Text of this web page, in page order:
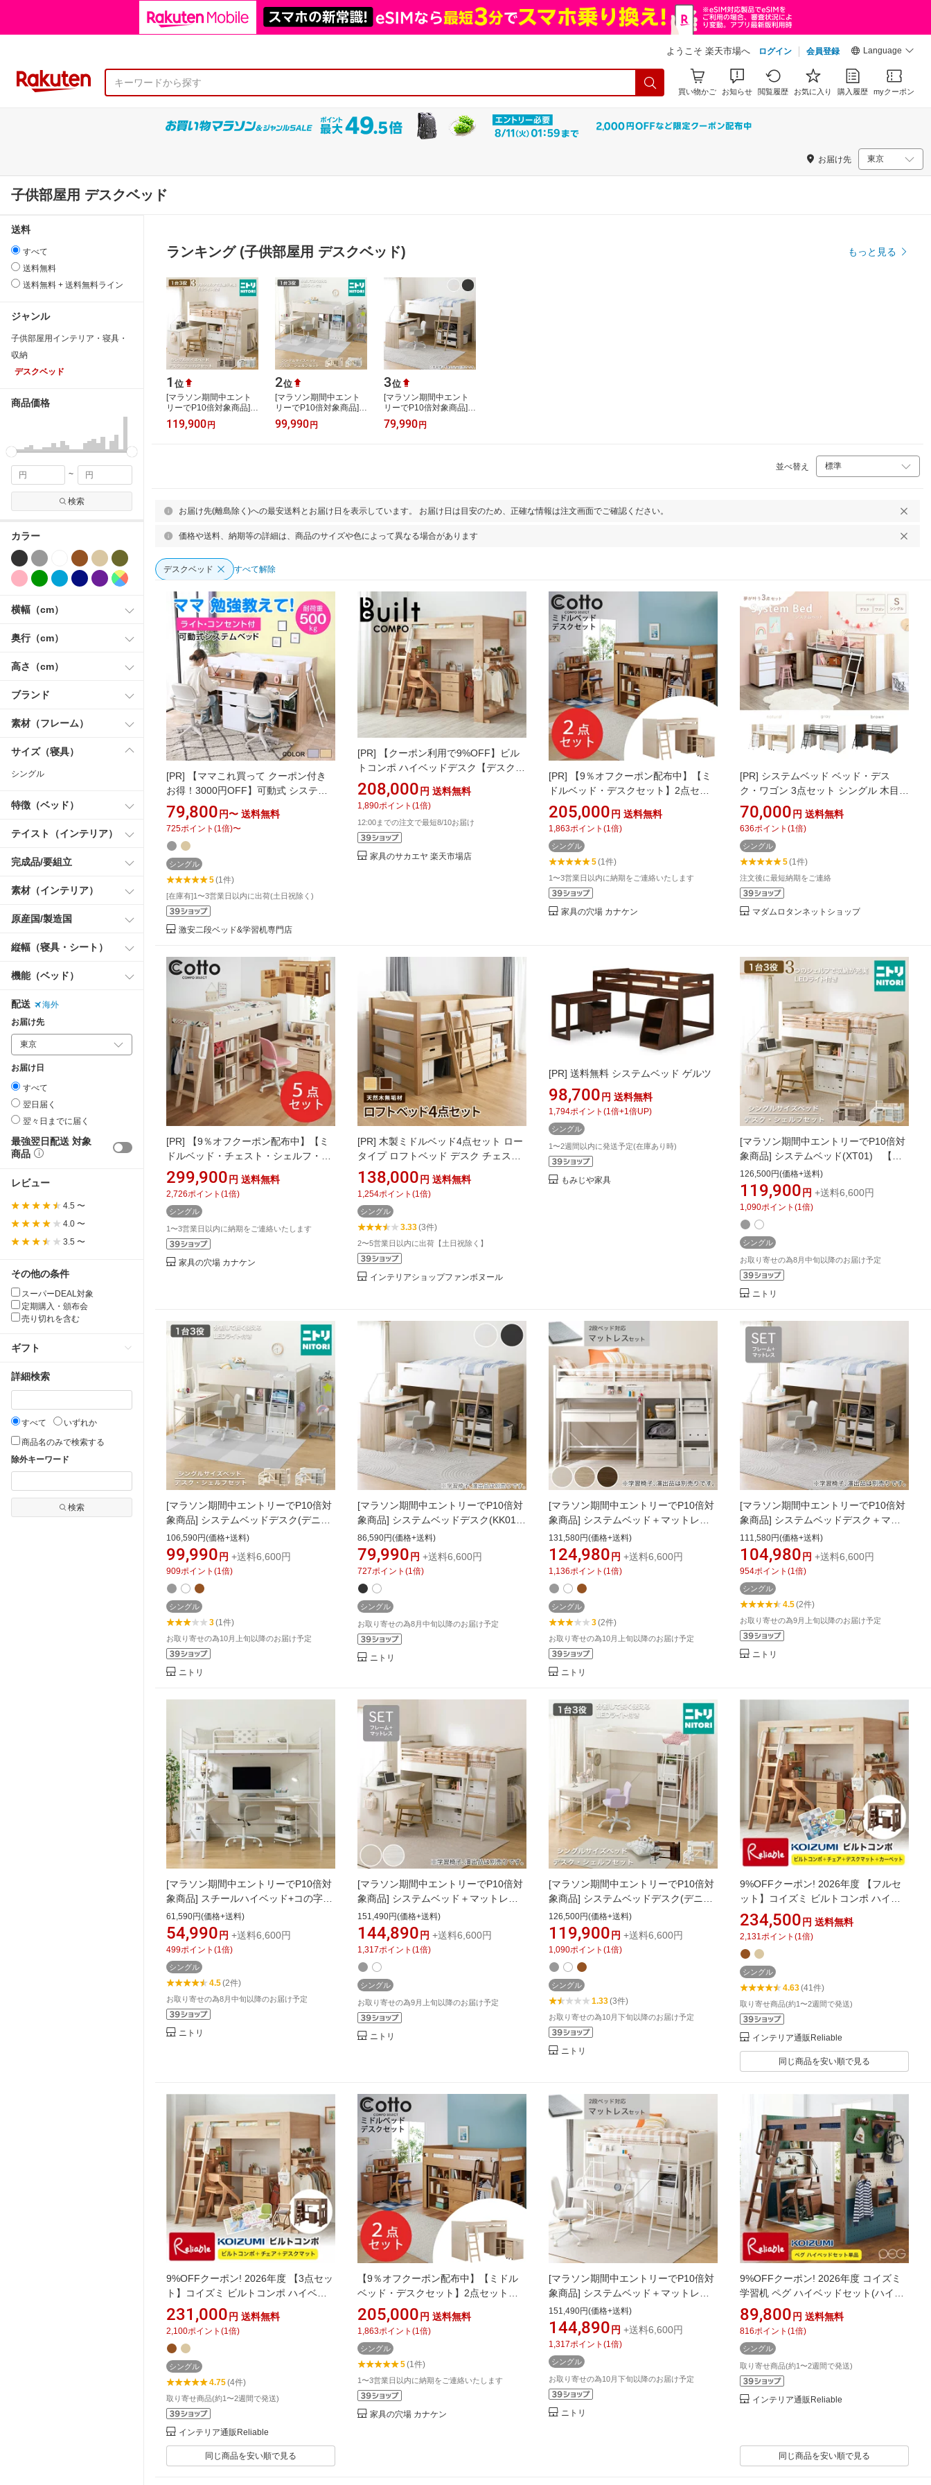
ようこそ 楽天市場へ ログイン 会員登録 Language
買い物かご お知らせ 閲覧履歴 お気に入り 購入履歴 myクーポン
お届け先
子供部屋用 デスクベッド
送料
すべて
送料無料
送料無料 + 送料無料ライン
ジャンル
子供部屋用インテリア・寝具・
収納
デスクベッド
商品価格
~
検索
カラー
横幅（cm）
奥行（cm）
高さ（cm）
ブランド
素材（フレーム）
サイズ（寝具）
シングル
特徴（ベッド）
テイスト（インテリア）
完成品/要組立
素材（インテリア）
原産国/製造国
縦幅（寝具・シート）
機能（ベッド）
配送
海外
お届け先
お届け日
すべて
翌日届く
翌々日までに届く
最強翌日配送 対象
商品
レビュー
4.5 〜
4.0 〜
3.5 〜
その他の条件
スーパーDEAL対象
定期購入・頒布会
売り切れを含む
ギフト
詳細検索
すべて
いずれか
商品名のみで検索する
除外キーワード
検索
ランキング (子供部屋用 デスクベッド) もっと見る
1 位
[マラソン期間中エント
リーでP10倍対象商品]
システムベッド(XT01)
【配送員設置商品】 ニ
119,900 円
2位
[マラソン期間中エント
リーでP10倍対象商品]
システムベッドデスク
(デニッシュ01 ミドルタ
99,990 円
3位
[マラソン期間中エント
リーでP10倍対象商品]
システムベッドデスク
(KK01 ミドルタイプ
79,990 円
並べ替え
お届け先(離島除く)への最安送料とお届け日を表示しています。 お届け日は目安のため、正確な情報は注文画面でご確認ください。
価格や送料、納期等の詳細は、商品のサイズや色によって異なる場合があります
デスクベッド すべて解除
[PR]
【ママこれ買って クーポン付き
お得！3000円OFF】可動式 システム
ベッド デスクベッド ロータイプ 子供
大人 ツインデスク 木製 机付き パイプ
ミドルタイプ コンパクト 組み替え は
しご 収納 LEDライト コンセント付き
おしゃれ フレンズ -GKI
79,800 円〜 送料無料
725ポイント (1倍)〜
シングル
5(1件)
[在庫有]1〜3営業日以内に出荷(土日祝除く)
激安二段ベッド&学習机専門店
[PR]
【クーポン利用で9%OFF】ビル
トコンポ ハイベッドデスク【デスクマ
ット付】2026年度 コイズミ 学習机
HCM-215MO HCM-216WO
208,000 円 送料無料
1,890ポイント (1倍)
12:00までの注文で最短8/10お届け
家具のサカエヤ 楽天市場店
[PR]
【9％オフクーポン配布中】【ミ
ドルベッド・デスクセット】2点セッ
トコイズミ コットコンポ セレクト シ
ステムベッド 学習机 システムデスク
すのこベッド キッズ 子供部屋 おしゃ
れ HCM-565NS HCM-535WW 2026年
組み替え 組替 KM-
205,000 円 送料無料
1,863ポイント (1倍)
シングル
5(1件)
1〜3営業日以内に納期をご連絡いたします
家具の穴場 カナケン
[PR] システムベッド ベッド・デス
ク・ワゴン 3点セット シングル 木目調
ロータイプ 子ども部屋 省スペース ロ
フト風ベッド ミドルベッド RD-1620S
70,000 円 送料無料
636ポイント (1倍)
シングル
5(1件)
注文後に最短納期をご連絡
マダムロタンネットショップ
[PR]
【9％オフクーポン配布中】【ミ
ドルベッド・チェスト・シェルフ・デ
スク・ラックセット】5点セットコイ
ズミ コットコンポ セレクト システム
ベッド 学習机 システムデスク すのこ
ベッド 子供ベット 収納 子供部屋
HCM-565NS HCM-535WW 2026年 組
み替え KM-
299,900 円 送料無料
2,726ポイント (1倍)
シングル
1〜3営業日以内に納期をご連絡いたします
家具の穴場 カナケン
[PR] 木製ミドルベッド4点セット ロー
タイプ ロフトベッド デスク チェスト
シェルフ 天然木 子供 大人になっても
使える子ども部屋 シンプルデザイン
システム家具 システムベッド すのこ
ナチュラル
138,000 円 送料無料
1,254ポイント (1倍)
シングル
3.33(3件)
2〜5営業日以内に出荷【土日祝除く】
インテリアショップファンボヌール
[PR] 送料無料 システムベッド ゲルツ
98,700 円 送料無料
1,794ポイント (1倍+1倍UP)
シングル
1〜2週間以内に発送予定(在庫あり時)
もみじや家具
[マラソン期間中エントリーでP10倍対
象商品] システムベッド(XT01) 【配
送員設置商品】 ニトリ 学習机 シス
テムベッドデスク ロフトベッド LED
ライト セット 組み合わせ 子供部屋 収
納 落ち着きがある おしゃれ
126,500円(価格+送料)
119,900 円 +送料6,600円
1,090ポイント (1倍)
シングル
お取り寄せの為8月中旬以降のお届け予定
ニトリ
[マラソン期間中エントリーでP10倍対
象商品] システムベッドデスク(デニッ
シュ01 ミドルタイプ ) 【配送員設置
商品】 ニトリシステムベッド ロフト
ベッド 子供 子供部屋 学習机 宮付き ハ
イタイプ 大人 引出し 収納 おしゃれ 木
製 分割可能
106,590円(価格+送料)
99,990 円 +送料6,600円
909ポイント (1倍)
シングル
3(1件)
お取り寄せの為10月上旬以降のお届け予定
ニトリ
[マラソン期間中エントリーでP10倍対
象商品] システムベッドデスク(KK01
ミドルタイプ /LSO) 【配送員設置商
品】 ニトリ
86,590円(価格+送料)
79,990 円 +送料6,600円
727ポイント (1倍)
シングル
お取り寄せの為8月中旬以降のお届け予定
ニトリ
[マラソン期間中エントリーでP10倍対
象商品] システムベッド＋マットレス
セット(デニッシュ01 ミドルタイ
プ/RS03X) 配送員設置商品 ニトリシ
ステムベッド ロフトベッド 子供 子供
部屋 学習机 宮付き ハイタイプ 大人 引
出し 収納 おしゃれ 木製 分割可能
131,580円(価格+送料)
124,980 円 +送料6,600円
1,136ポイント (1倍)
シングル
3(2件)
お取り寄せの為10月上旬以降のお届け予定
ニトリ
[マラソン期間中エントリーでP10倍対
象商品] システムベッドデスク＋マッ
トレスセット(KK01 ミドルタイ
プ/LSO/RS03X) 【配送員設置商品】
ニトリ
111,580円(価格+送料)
104,980 円 +送料6,600円
954ポイント (1倍)
シングル
4.5(2件)
お取り寄せの為9月上旬以降のお届け予定
ニトリ
[マラソン期間中エントリーでP10倍対
象商品] スチールハイベッド+コの字デ
スクセット(HB02) 【配送員設置商
品】 ニトリ
61,590円(価格+送料)
54,990 円 +送料6,600円
499ポイント (1倍)
シングル
4.5(2件)
お取り寄せの為8月中旬以降のお届け予定
ニトリ
[マラソン期間中エントリーでP10倍対
象商品] システムベッド＋マットレス
セット(XT01/RS03X) 【配送員設置
商品】 ニトリ
151,490円(価格+送料)
144,890 円 +送料6,600円
1,317ポイント (1倍)
シングル
お取り寄せの為9月上旬以降のお届け予定
ニトリ
[マラソン期間中エントリーでP10倍対
象商品] システムベッドデスク(デニッ
シュ01 ハイタイプ) 配送員設置商
品 ニトリ システムベッド ロフトベ
ッド 子供 子供部屋 学習机 宮付き ハイ
タイプ 大人 引出し 収納 おしゃれ 木製
分割可能
126,500円(価格+送料)
119,900 円 +送料6,600円
1,090ポイント (1倍)
シングル
1.33(3件)
お取り寄せの為10月下旬以降のお届け予定
ニトリ
9%OFFクーポン! 2026年度 【フルセ
ット】コイズミ ビルトコンポ ハイベ
ッドデスク HCM-215MO HCM-
216WO (ハイベッドデスク+チェア+デ
スクマット+カーペット) ロフトベッド
学習机 学習デスク koizumi【C S】
【koi10】
234,500 円 送料無料
2,131ポイント (1倍)
シングル
4.63(41件)
取り寄せ商品(約1〜2週間で発送)
インテリア通販Reliable
同じ商品を安い順で見る
9%OFFクーポン! 2026年度 【3点セッ
ト】コイズミ ビルトコンポ ハイベッ
ドデスク HCM-215MO HCM-216WO
(ベッドデスク+チェア+デスクマット)
ロフトベッド 学習机 学習デスク
koizumi 【C S】【koi10】
231,000 円 送料無料
2,100ポイント (1倍)
シングル
4.75(4件)
取り寄せ商品(約1〜2週間で発送)
インテリア通販Reliable
同じ商品を安い順で見る
【9％オフクーポン配布中】【ミドル
ベッド・デスクセット】2点セットコ
イズミ コットコンポ セレクト システ
ムベッド 学習机 システムデスク すの
こベッド キッズ 子供部屋 おしゃれ
HCM-565NS HCM-535WW 2026年 組
み替え 組替 KM-
205,000 円 送料無料
1,863ポイント (1倍)
シングル
5(1件)
1〜3営業日以内に納期をご連絡いたします
家具の穴場 カナケン
[マラソン期間中エントリーでP10倍対
象商品] システムベッド＋マットレス
セット(デニッシュ01 ハイタイプ
/RS03X) 配送員設置商品 ニトリシス
テムベッド ロフトベッド 子供 子供部
屋 学習机 宮付き ハイタイプ 大人 引出
し 収納 おしゃれ 木製 分割可能
151,490円(価格+送料)
144,890 円 +送料6,600円
1,317ポイント (1倍)
シングル
お取り寄せの為10月下旬以降のお届け予定
ニトリ
9%OFFクーポン! 2026年度 コイズミ
学習机 ペグ ハイベッドセット(ハイベ
ッドパーツ＋ペグボード3組) PDM-
617WO PDA-697BL PDA-698GY PDA-
694AG PDA-695TO PDA-696MH
Peg【rnk3】【C S/SN-7_234kg】
【koi10】
89,800 円 送料無料
816ポイント (1倍)
シングル
取り寄せ商品(約1〜2週間で発送)
インテリア通販Reliable
同じ商品を安い順で見る